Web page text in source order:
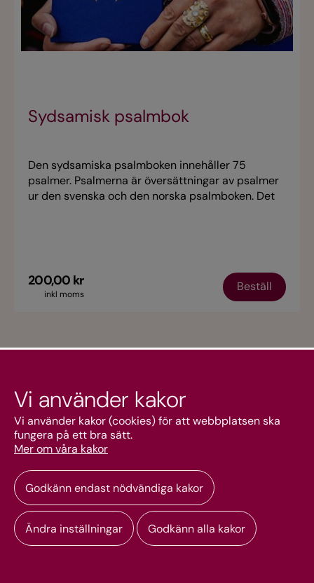
Sydsamisk psalmbok
Den sydsamiska psalmboken innehåller 75
psalmer. Psalmerna är översättningar av psalmer
ur den svenska och den norska psalmboken. Det
200,00 kr
inkl moms
Beställ
Kundtjänst
Mitt konto
Vi använder kakor
Vi använder kakor (cookies) för att webbplatsen ska
fungera på ett bra sätt.
Mer om våra kakor
Godkänn endast nödvändiga kakor
Ändra inställningar Godkänn alla kakor